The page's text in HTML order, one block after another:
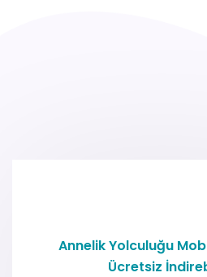
Annelik Yolculuğu
Ücretsiz